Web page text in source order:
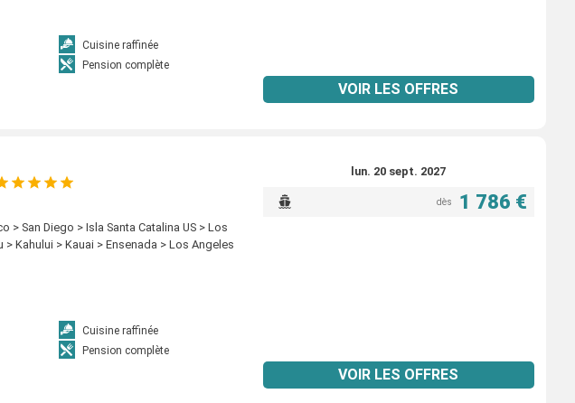
Cuisine raffinée
Pension complète
VOIR LES OFFRES
> San Diego > Isla Santa Catalina US > Los
Kahului > Kauai > Ensenada > Los Angeles
Cuisine raffinée
Pension complète
lun. 20 sept. 2027
dès 1 786 €
VOIR LES OFFRES